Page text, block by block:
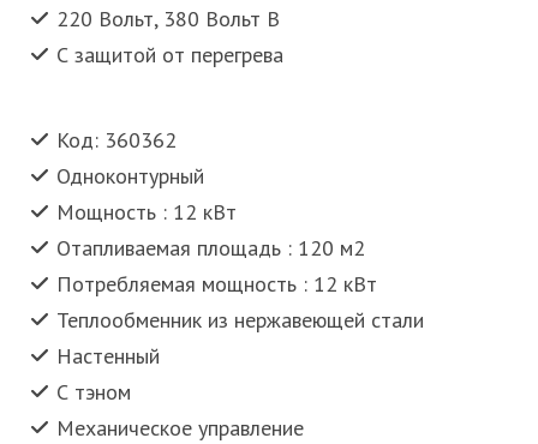
220 Вольт, 380 Вольт В
С защитой от перегрева
Код: 360362
Одноконтурный
Мощность : 12 кВт
Отапливаемая площадь : 120 м2
Потребляемая мощность : 12 кВт
Теплообменник из нержавеющей стали
Настенный
С тэном
Механическое управление